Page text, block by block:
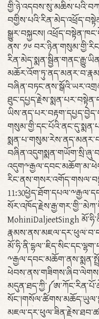
སྒྱུར་བསྐྱངས།
ནས་ ༡༦
MohiniDaljeetSingh